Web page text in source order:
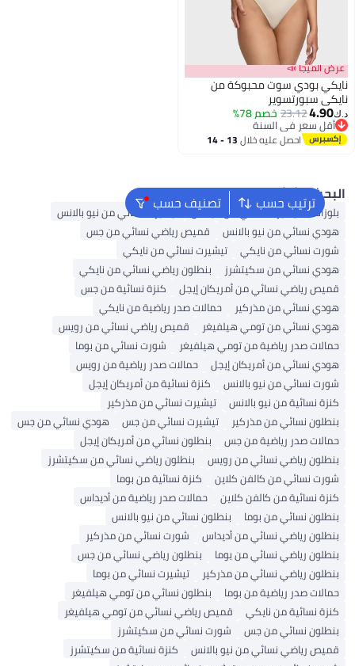
الميجا 📣
بودي سوت محبوكة من
سبورتسوير
4.90
23.12خصم 78%
أقل سعر في السنة
أقل سعر في السنة
احصل عليه خلال 13 - 14
ترتيب حسب تصنيف حسب الشائع
تيشيرت نسائي من أديداس
تيشيرت نسائي من نيو بالانس
نسائي من نيو بالانس
قميص رياضي نسائي من جس
نسائي من نايكي
تيشيرت نسائي من نايكي
نسائي من سكيتشرز
بنطلون رياضي نسائي من نايكي
رياضي نسائي من أمريكان إيجل
كنزة نسائية من جس
نسائي من مذركير
حمالات صدر رياضية من نايكي
نسائي من تومي هيلفيغر
قميص رياضي نسائي من رويس
صدر رياضية من تومي هيلفيغر
شورت نسائي من بوما
نسائي من أمريكان إيجل
حمالات صدر رياضية من رويس
نسائي من نيو بالانس
كنزة نسائية من أمريكان إيجل
نسائية من نيو بالانس
تيشيرت نسائي من مذركير
نسائي من مذركير
تيشيرت نسائي من جس
هودي نسائي من جس
صدر رياضية من جس
بنطلون نسائي من أمريكان إيجل
رياضي نسائي من رويس
بنطلون رياضي نسائي من سكيتشرز
نسائي من كالفن كلاين
كنزة نسائية من بوما
نسائية من كالفن كلاين
حمالات صدر رياضية من أديداس
نسائي من بوما
بنطلون نسائي من نيو بالانس
رياضي نسائي من أديداس
شورت نسائي من مذركير
رياضي نسائي من بوما
بنطلون رياضي نسائي من جس
رياضي نسائي من مذركير
تيشيرت نسائي من بوما
صدر رياضية من بوما
بنطلون نسائي من تومي هيلفيغر
نسائية من نايكي
قميص رياضي نسائي من تومي هيلفيغر
نسائي من جس
شورت نسائي من سكيتشرز
رياضي نسائي من نيو بالانس
كنزة نسائية من سكيتشرز